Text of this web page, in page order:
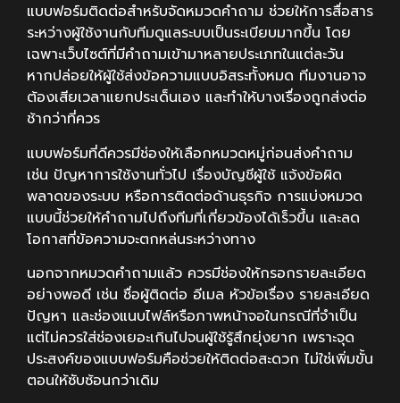
แบบฟอร์มติดต่อสำหรับจัดหมวดคำถาม ช่วยให้การสื่อสาร
ระหว่างผู้ใช้งานกับทีมดูแลระบบเป็นระเบียบมากขึ้น โดย
เฉพาะเว็บไซต์ที่มีคำถามเข้ามาหลายประเภทในแต่ละวัน
หากปล่อยให้ผู้ใช้ส่งข้อความแบบอิสระทั้งหมด ทีมงานอาจ
ต้องเสียเวลาแยกประเด็นเอง และทำให้บางเรื่องถูกส่งต่อ
ช้ากว่าที่ควร
แบบฟอร์มที่ดีควรมีช่องให้เลือกหมวดหมู่ก่อนส่งคำถาม
เช่น ปัญหาการใช้งานทั่วไป เรื่องบัญชีผู้ใช้ แจ้งข้อผิด
พลาดของระบบ หรือการติดต่อด้านธุรกิจ การแบ่งหมวด
แบบนี้ช่วยให้คำถามไปถึงทีมที่เกี่ยวข้องได้เร็วขึ้น และลด
โอกาสที่ข้อความจะตกหล่นระหว่างทาง
นอกจากหมวดคำถามแล้ว ควรมีช่องให้กรอกรายละเอียด
อย่างพอดี เช่น ชื่อผู้ติดต่อ อีเมล หัวข้อเรื่อง รายละเอียด
ปัญหา และช่องแนบไฟล์หรือภาพหน้าจอในกรณีที่จำเป็น
แต่ไม่ควรใส่ช่องเยอะเกินไปจนผู้ใช้รู้สึกยุ่งยาก เพราะจุด
ประสงค์ของแบบฟอร์มคือช่วยให้ติดต่อสะดวก ไม่ใช่เพิ่มขั้น
ตอนให้ซับซ้อนกว่าเดิม